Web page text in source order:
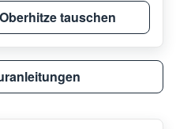
tauschen